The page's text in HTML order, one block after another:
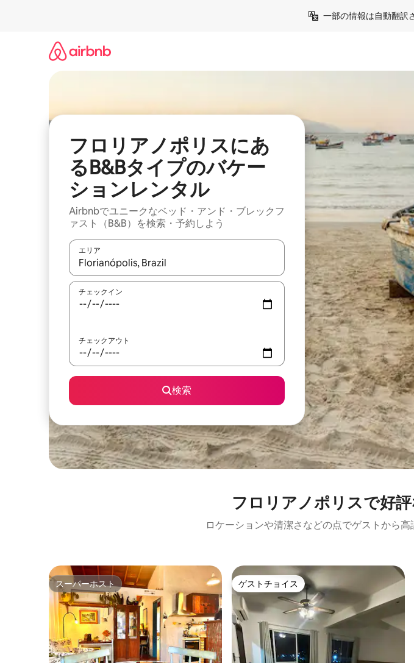
一部の情報は自動翻訳
フロリアノポリスにあ
るB&Bタイプのバケー
ションレンタル
Airbnbでユニークなベッド・アンド・ブレックフ
ァスト（B&B）を検索・予約しよう
エリア
検索結果が表示されたら、上下の矢印キーを使って移動するか、画面をタッチまたは
チェックイン
チェックアウト
検索
フロリアノポリスで好
ロケーションや清潔さなどの点でゲストから
スーパーホスト
スーパーホスト ゲストチョイス
ゲストチョイス